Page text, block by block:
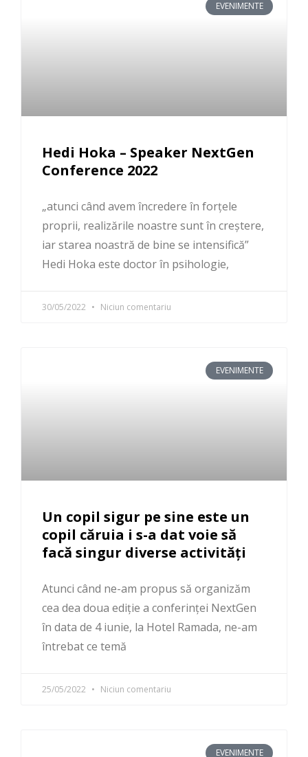
EVENIMENTE
Hedi Hoka – Speaker NextGen
Conference 2022
„atunci când avem încredere în forțele
proprii, realizările noastre sunt în creștere,
iar starea noastră de bine se intensifică”
Hedi Hoka este doctor în psihologie,
30/05/2022 Niciun comentariu
EVENIMENTE
Un copil sigur pe sine este un
copil căruia i s-a dat voie să
facă singur diverse activități
Atunci când ne-am propus să organizăm
cea dea doua ediție a conferinței NextGen
în data de 4 iunie, la Hotel Ramada, ne-am
întrebat ce temă
25/05/2022 Niciun comentariu
EVENIMENTE